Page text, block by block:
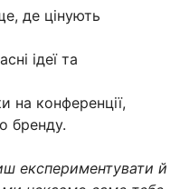
де цінують
ідеї та
на конференції,
бренду.
експериментувати й